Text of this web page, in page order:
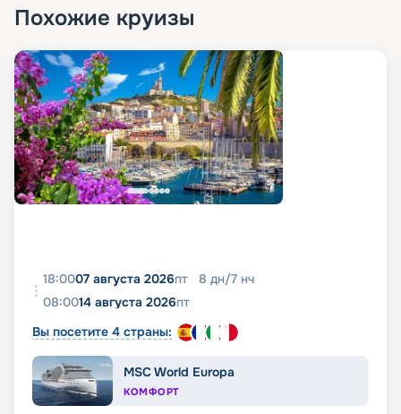
Похожие круизы
18:0007 августа 2026пт 8 дн/7 нч
08:0014 августа 2026пт
Вы посетите 4 страны:
MSC World Europa
КОМФОРТ